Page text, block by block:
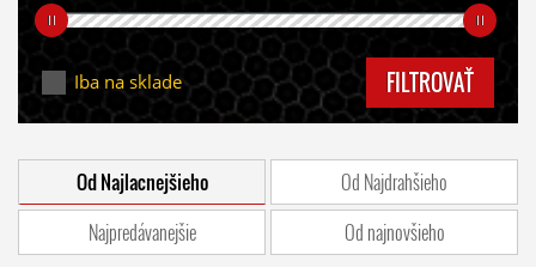
Iba na sklade FILTROVAŤ
Od Najlacnejšieho
Od Najdrahšieho
Najpredávanejšie
Od najnovšieho